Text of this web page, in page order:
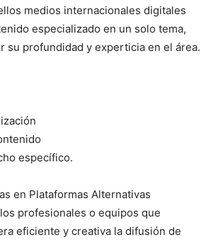
medios internacionales digitales
especializado en un solo tema,
su profundidad y experticia en el área.
específico.
en Plataformas Alternativas
profesionales o equipos que
eficiente y creativa la difusión de